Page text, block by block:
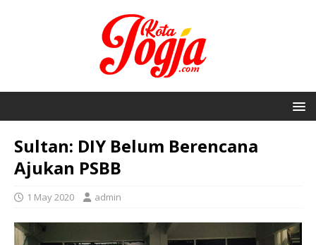
Sultan: DIY Belum Berencana
Ajukan PSBB
1 May 2020 admin